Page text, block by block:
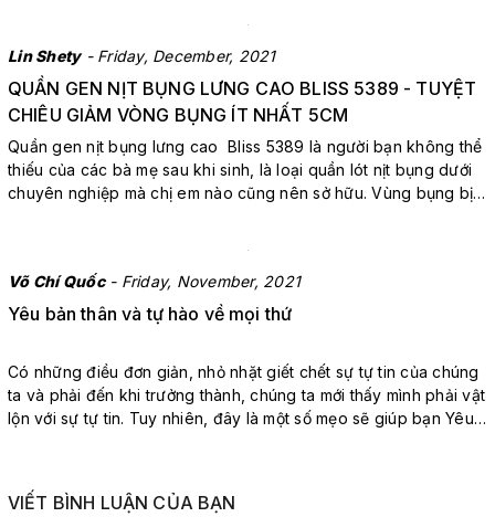
Lin Shety- Friday, December, 2021
QUẦN GEN NỊT BỤNG LƯNG CAO BLISS 5389 - TUYỆT
CHIÊU GIẢM VÒNG BỤNG ÍT NHẤT 5CM
Quần gen nịt bụng lưng cao Bliss 5389 là người bạn không thể
thiếu của các bà mẹ sau khi sinh, là loại quần lót nịt bụng dưới
chuyên nghiệp mà chị em nào cũng nên sở hữu. Vùng bụng bị
Võ Chí Quốc- Friday, November, 2021
Yêu bản thân và tự hào về mọi thứ
Có những điều đơn giản, nhỏ nhặt giết chết sự tự tin của chúng
ta và phải đến khi trưởng thành, chúng ta mới thấy mình phải vật
lộn với sự tự tin. Tuy nhiên, đây là một số mẹo sẽ giúp bạn Yêu
VIẾT BÌNH LUẬN CỦA BẠN